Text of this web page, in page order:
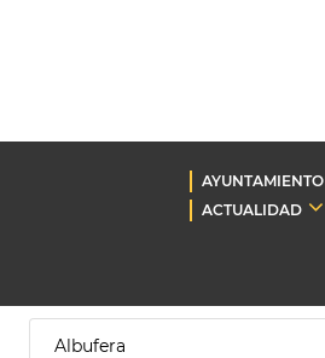
AYUNTAMIENTO
ACTUALIDAD
Albufera